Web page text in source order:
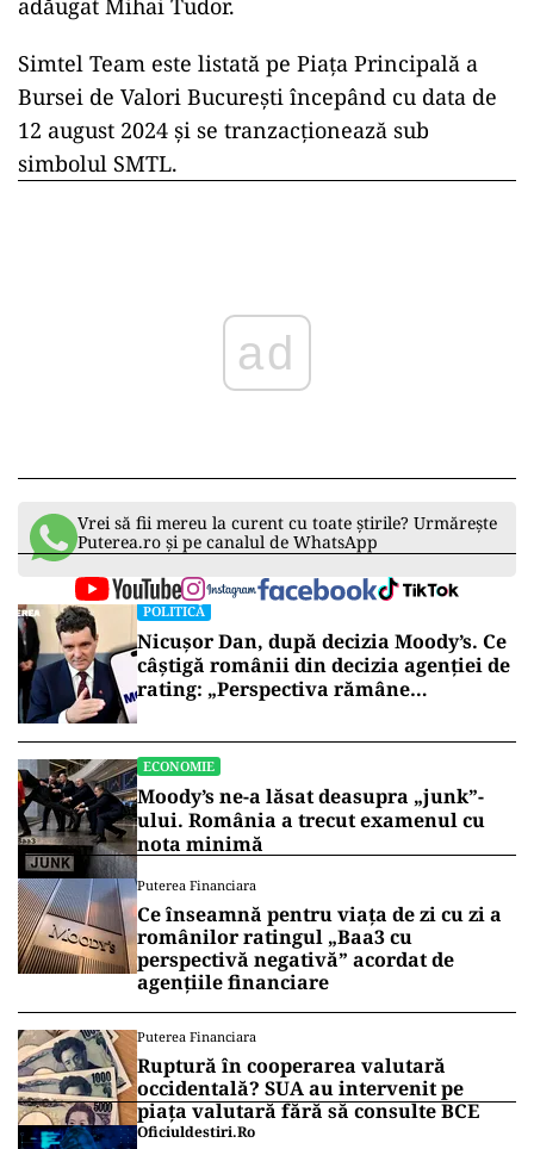
adăugat Mihai Tudor.
Simtel Team este listată pe Piața Principală a
Bursei de Valori București începând cu data de
12 august 2024 și se tranzacționează sub
simbolul SMTL.
ad
Vrei să fii mereu la curent cu toate știrile? Urmărește
Puterea.ro și pe canalul de WhatsApp
POLITICĂ
Nicușor Dan, după decizia Moody’s. Ce
câștigă românii din decizia agenției de
rating: „Perspectiva rămâne
ECONOMIE
Moody’s ne-a lăsat deasupra „junk”-
ului. România a trecut examenul cu
nota minimă
Puterea Financiara
Ce înseamnă pentru viața de zi cu zi a
românilor ratingul „Baa3 cu
perspectivă negativă” acordat de
agențiile financiare
Puterea Financiara
Ruptură în cooperarea valutară
occidentală? SUA au intervenit pe
piața valutară fără să consulte BCE
Oficiuldestiri.ro